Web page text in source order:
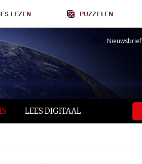
LEZEN PUZZELEN
Nieuwsbrief
LEES DIGITAAL